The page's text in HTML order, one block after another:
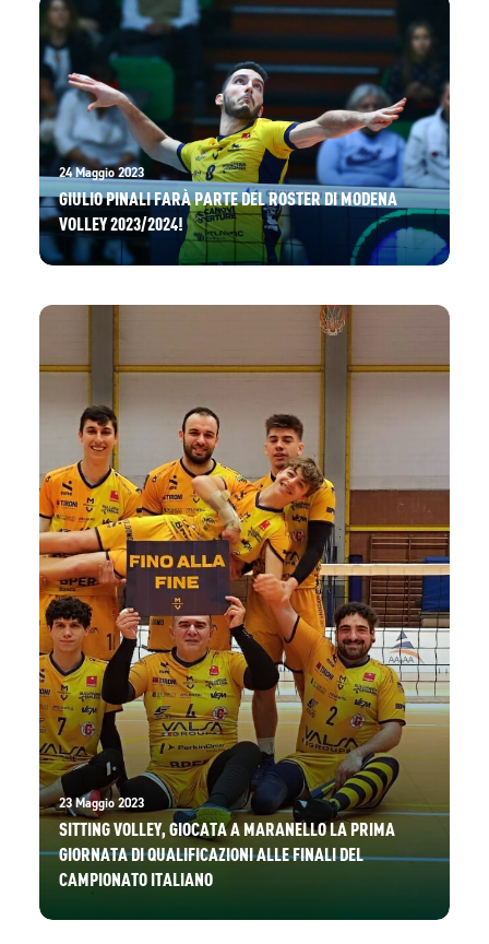
24 Maggio 2023
GIULIO PINALI FARÀ PARTE DEL ROSTER DI MODENA
VOLLEY 2023/2024!
23 Maggio 2023
SITTING VOLLEY, GIOCATA A MARANELLO LA PRIMA
GIORNATA DI QUALIFICAZIONI ALLE FINALI DEL
CAMPIONATO ITALIANO